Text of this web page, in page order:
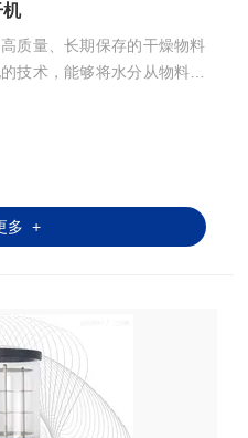
机
质量、长期保存的干燥物料
技术，能够将水分从物料中
多 +